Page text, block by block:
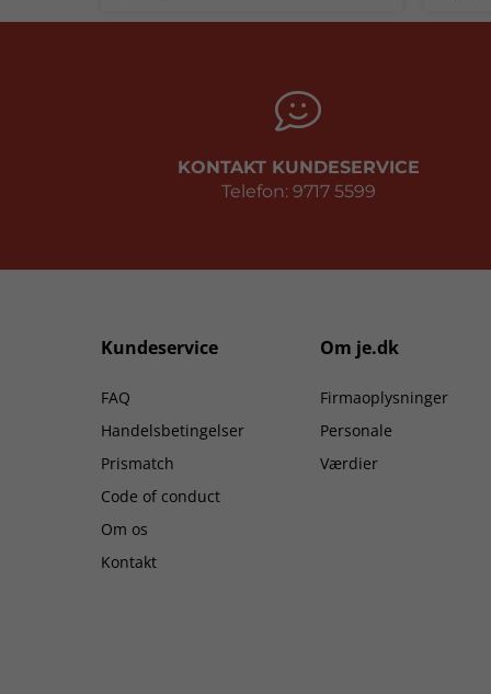
KONTAKT KUNDESERVICE
Telefon: 9717 5599
Kundeservice
FAQ
Handelsbetingelser
Prismatch
Code of conduct
Om os
Kontakt
Om je.dk
Firmaoplysninger
Personale
Værdier